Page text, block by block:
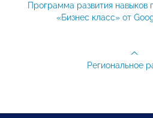
Программа развития навыков
«Бизнес класс» от
Региональное